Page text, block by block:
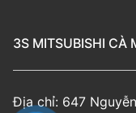
3S MITSUBISHI CÀ
Địa chỉ: 647